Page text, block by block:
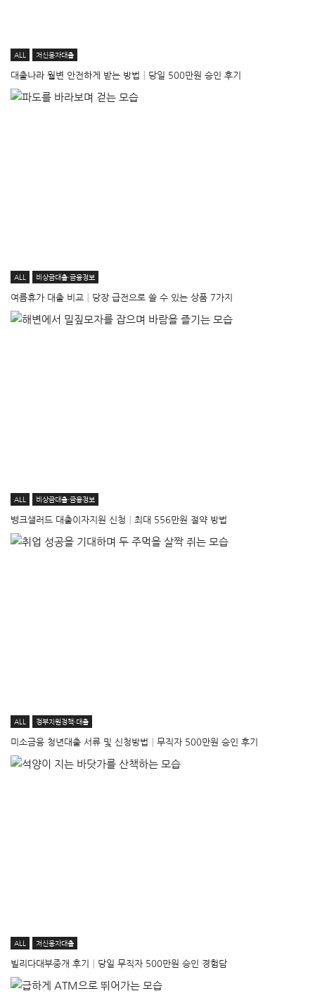
ALL 저신용자대출
대출나라 월변 안전하게 받는 방법│당일 500만원 승인 후기
ALL 비상금대출·금융정보
여름휴가 대출 비교│당장 급전으로 쓸 수 있는 상품 7가지
ALL 비상금대출·금융정보
뱅크샐러드 대출이자지원 신청│최대 556만원 절약 방법
ALL 정부지원정책·대출
미소금융 청년대출 서류 및 신청방법│무직자 500만원 승인 후기
ALL 저신용자대출
빌리다대부중개 후기│당일 무직자 500만원 승인 경험담